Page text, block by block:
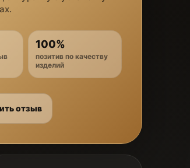
100%
позитив по качеству
изделий
отзыв